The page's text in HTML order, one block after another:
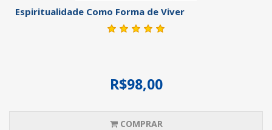
Espiritualidade Como Forma de Viver
R$98,00
COMPRAR